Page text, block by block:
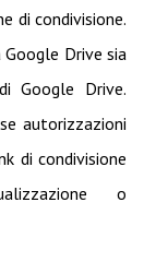
di condivisione.
Drive sia
Google Drive.
autorizzazioni
di condivisione
o